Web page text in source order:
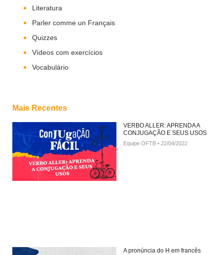
Literatura
Parler comme un Français
Quizzes
Vídeos com exercícios
Vocabulário
Mais Recentes
VERBO ALLER: APRENDA A
CONJUGAÇÃO E SEUS USOS
Equipe OFTB 22/04/2022
A pronúncia do H em francês